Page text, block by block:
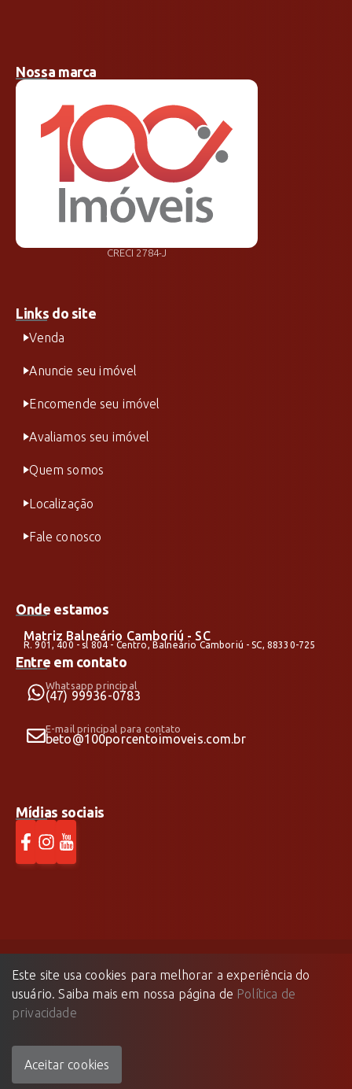
Nossa marca
CRECI 2784-J
Links do site
Venda
Anuncie seu imóvel
Encomende seu imóvel
Avaliamos seu imóvel
Quem somos
Localização
Fale conosco
Onde estamos
Matriz Balneário Camboriú - SC
R. 901, 400 - sl 804 - Centro, Balneário Camboriú - SC, 88330-725
Entre em contato
Whatsapp principal
(47) 99936-0783
E-mail principal para contato
beto@100porcentoimoveis.com.br
Mídias sociais
100% Imóveis©2026 - Todos os direitos reservados.
Este site usa cookies para melhorar a experiência do
usuário. Saiba mais em nossa página de Política de
privacidade
Aceitar cookies